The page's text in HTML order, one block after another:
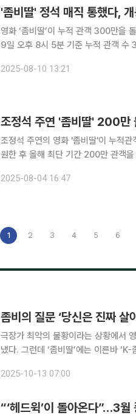
'좀비딸' 정석 매직 통했다,
영화 ‘좀비딸’이 누적 관객 300만을 돌파했다. 10일 영화관입장권 통합전산망에
9일 오후 8시 5분 기준 누적 관객 수
2025-08-10 13:21
조정석 주연 '좀비딸' 200만
조정석 주연의 영화 '좀비딸'이 누적
원한 후 올해 최단 기간 200만 관객을 넘어섰다. 4일 영화진흥위원회 영화
한 가족들의 고군분투를 그린 코미디
2025-08-04 16:47
1 2 3 4 5 6
좀비의 질문 ‘당신은 진짜 살
극장가 최악의 불황이라는 상황에서
냈다. 그런데 ‘좀비딸’에는 이른바
적인 서구의 좀비 장르에서는 좀비와
2025-10-13 07:00
“‘헤드윅’이 돌아온다”…3월